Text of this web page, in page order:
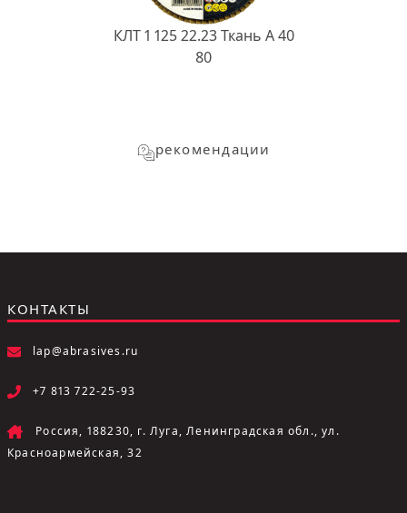
КЛТ 1 125 22.23 Ткань A 40
80
рекомендации
КОНТАКТЫ
lap@abrasives.ru
+7 813 722-25-93
Россия, 188230, г. Луга, Ленинградская обл., ул.
Красноармейская, 32